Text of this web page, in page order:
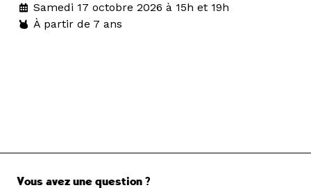
Samedi 17 octobre 2026 à 15h et 19h
À partir de 7 ans
Vous avez une question ?